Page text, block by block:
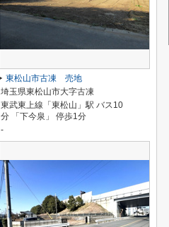
東松山市古凍 売地
埼玉県東松山市大字古凍
東武東上線「東松山」駅 バス10
分 「下今泉」 停歩1分
-